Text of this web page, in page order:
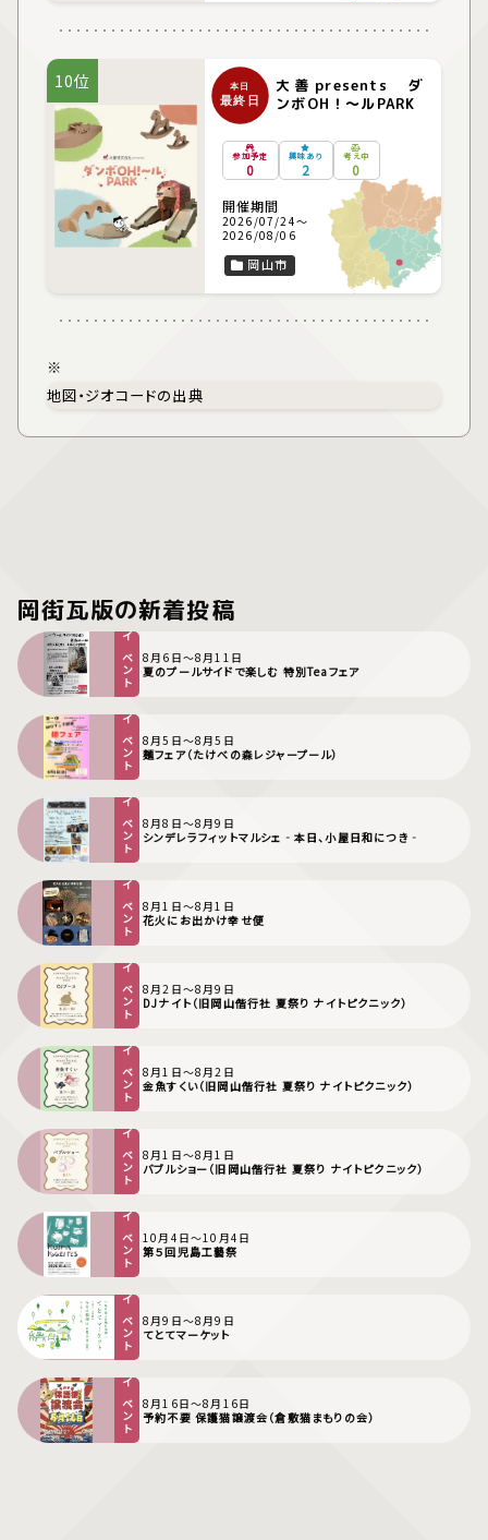
10位
大善 presents ダ
ンボOH！～ルPARK
参加予定
0
興味あり
2
考え中
0
本日
最終日
開催期間
2026/07/24～
2026/08/06
岡山市
※
地図・ジオコードの出典
岡街瓦版の新着投稿
イベント 8月6日〜8月11日
夏のプールサイドで楽しむ 特別Teaフェア
イベント 8月5日〜8月5日
麺フェア（たけべの森レジャープール）
イベント 8月8日〜8月9日
シンデレラフィットマルシェ‐本日、小屋日和につき‐
イベント 8月1日〜8月1日
花火にお出かけ幸せ便
イベント 8月2日〜8月9日
DJナイト（旧岡山偕行社 夏祭り ナイトピクニック）
イベント 8月1日〜8月2日
金魚すくい（旧岡山偕行社 夏祭り ナイトピクニック）
イベント 8月1日〜8月1日
バブルショー（旧岡山偕行社 夏祭り ナイトピクニック）
イベント 10月4日〜10月4日
第５回児島工藝祭
イベント 8月9日〜8月9日
てとてマーケット
イベント 8月16日〜8月16日
予約不要 保護猫譲渡会（倉敷猫まもりの会）